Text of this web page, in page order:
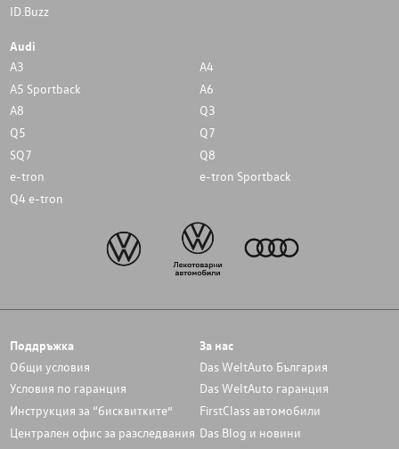
ID.Buzz
Audi
A3
A4
A5 Sportback
A6
A8
Q3
Q5
Q7
SQ7
Q8
e-tron
e-tron Sportback
Q4 e-tron
Поддръжка
Общи условия
Условия по гаранция
Инструкция за “бисквитките”
Централен офис за разследвания
За нас
Das WeltAuto България
Das WeltAuto гаранция
FirstClass автомобили
Das Blog и новини